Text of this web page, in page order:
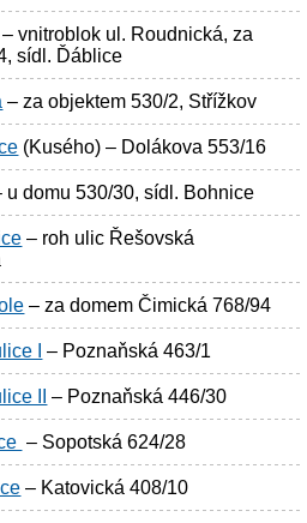
– vnitroblok ul. Roudnická, za
sídl. Ďáblice
– za objektem 530/2, Střížkov
(Kusého) – Dolákova 553/16
u domu 530/30, sídl. Bohnice
– roh ulic Řešovská
– za domem Čimická 768/94
I – Poznaňská 463/1
II – Poznaňská 446/30
– Sopotská 624/28
– Katovická 408/10